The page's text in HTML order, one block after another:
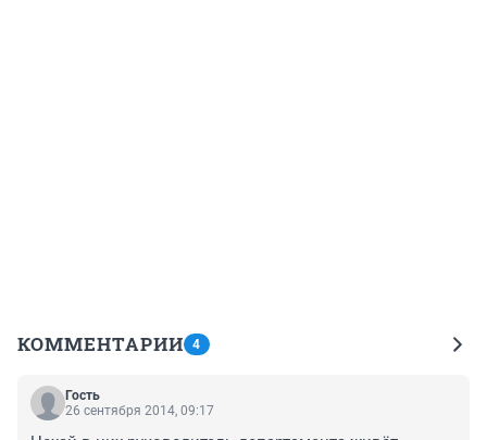
КОММЕНТАРИИ 4
Гость
26 сентября 2014, 09:17